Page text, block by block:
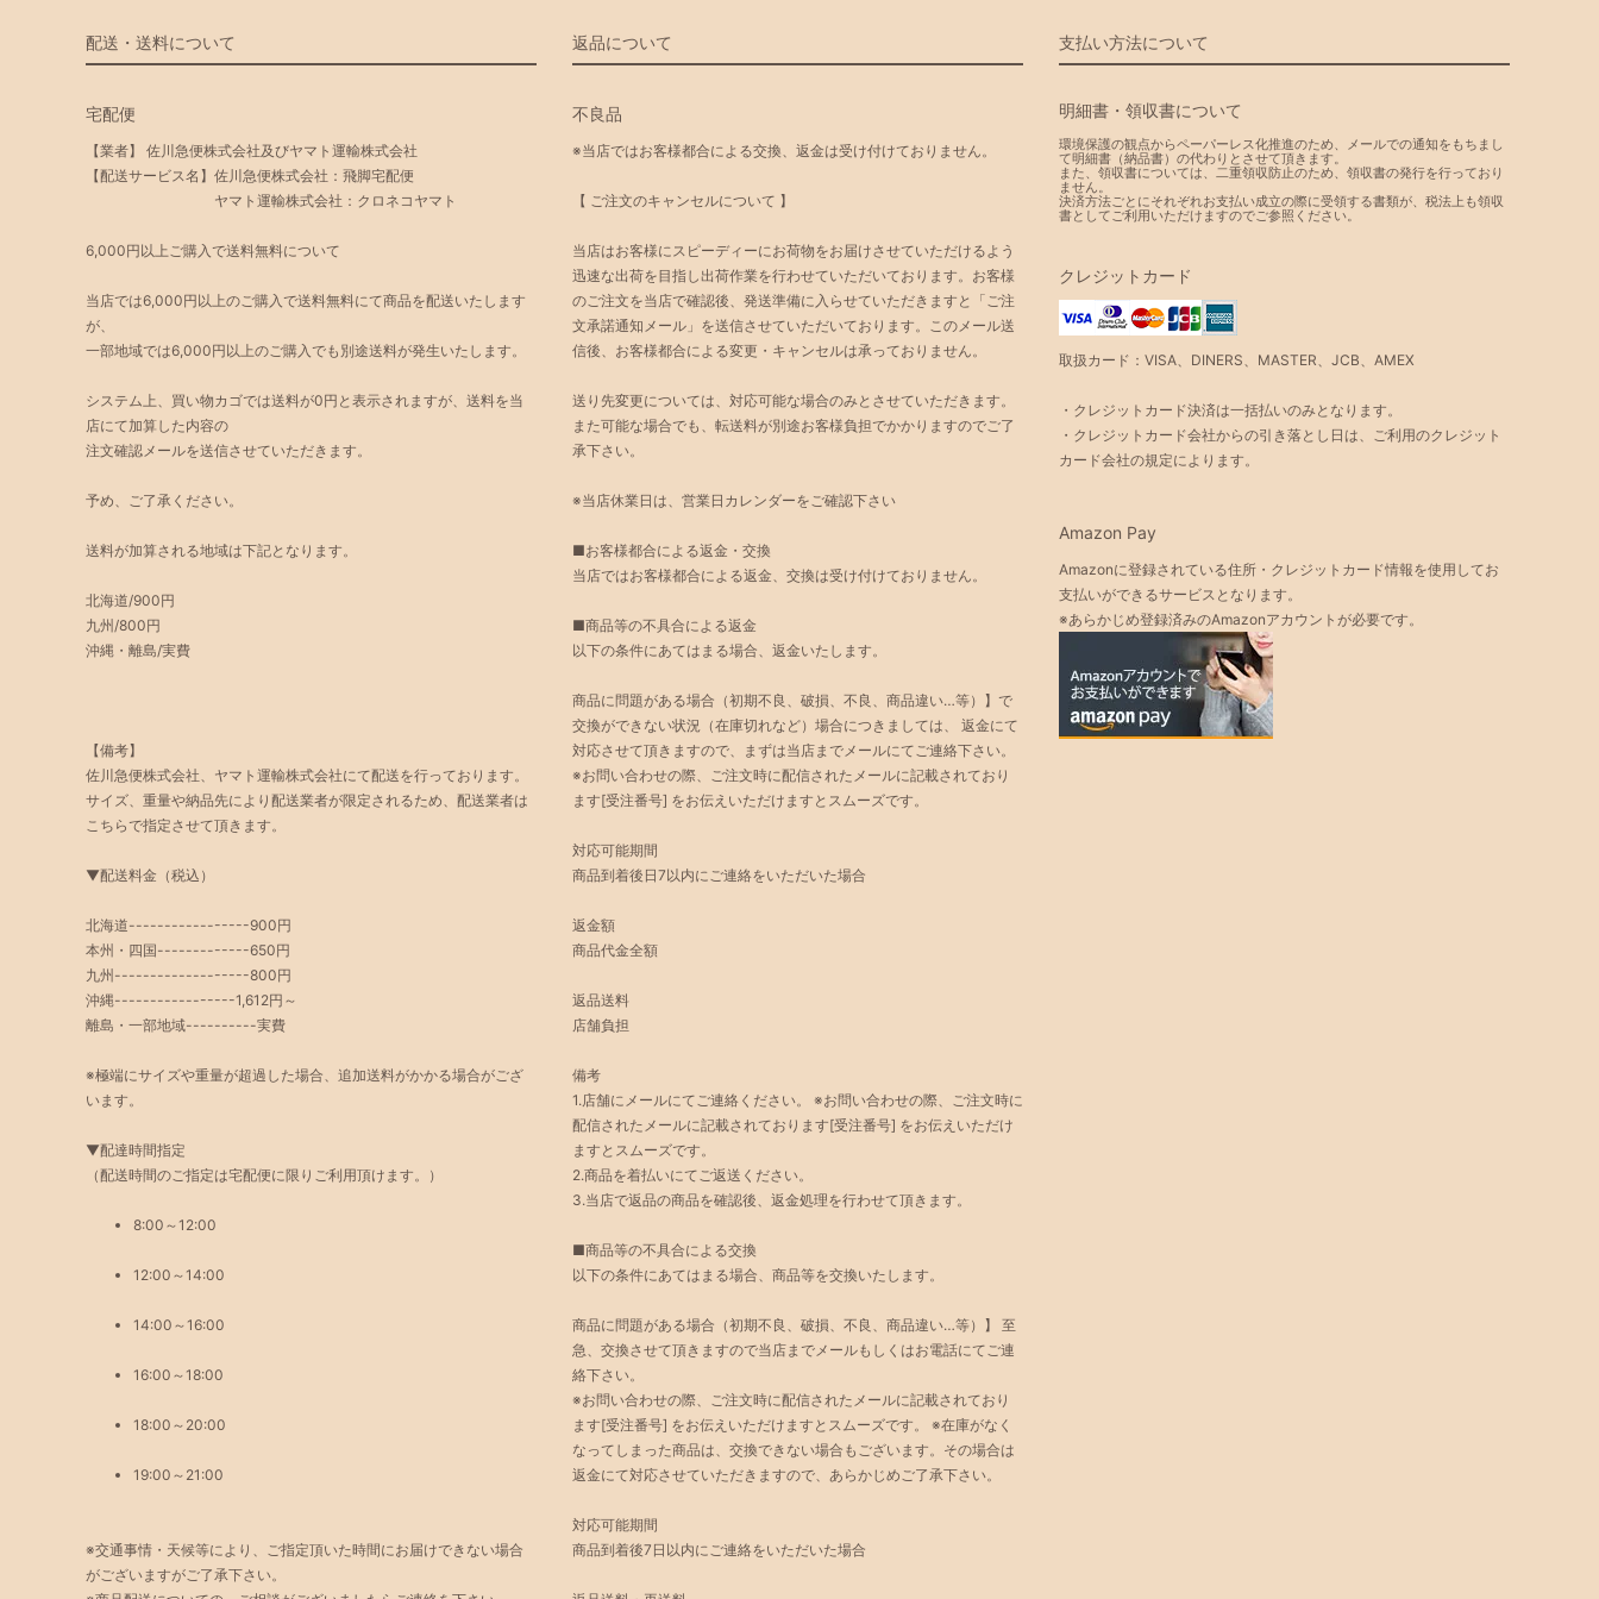
配送・送料について
宅配便
【業者】 佐川急便株式会社及びヤマト運輸株式会社
【配送サービス名】佐川急便株式会社：飛脚宅配便
ヤマト運輸株式会社：クロネコヤマト
6,000円以上ご購入で送料無料について
当店では6,000円以上のご購入で送料無料にて商品を配送いたします
が、
一部地域では6,000円以上のご購入でも別途送料が発生いたします。
システム上、買い物カゴでは送料が0円と表示されますが、送料を当
店にて加算した内容の
注文確認メールを送信させていただきます。
予め、ご了承ください。
送料が加算される地域は下記となります。
北海道/900円
九州/800円
沖縄・離島/実費
【備考】
佐川急便株式会社、ヤマト運輸株式会社にて配送を行っております。
サイズ、重量や納品先により配送業者が限定されるため、配送業者は
こちらで指定させて頂きます。
▼配送料金（税込）
北海道-----------------900円
本州・四国-------------650円
九州-------------------800円
沖縄-----------------1,612円～
離島・一部地域----------実費
※極端にサイズや重量が超過した場合、追加送料がかかる場合がござ
います。
▼配達時間指定
（配送時間のご指定は宅配便に限りご利用頂けます。）
8:00～12:00
12:00～14:00
14:00～16:00
16:00～18:00
18:00～20:00
19:00～21:00
※交通事情・天候等により、ご指定頂いた時間にお届けできない場合
がございますがご了承下さい。
返品について
不良品
※当店ではお客様都合による交換、返金は受け付けておりません。
【 ご注文のキャンセルについて 】
当店はお客様にスピーディーにお荷物をお届けさせていただけるよう
迅速な出荷を目指し出荷作業を行わせていただいております。お客様
のご注文を当店で確認後、発送準備に入らせていただきますと「ご注
文承諾通知メール」を送信させていただいております。このメール送
信後、お客様都合による変更・キャンセルは承っておりません。
送り先変更については、対応可能な場合のみとさせていただきます。
また可能な場合でも、転送料が別途お客様負担でかかりますのでご了
承下さい。
※当店休業日は、営業日カレンダーをご確認下さい
■お客様都合による返金・交換
当店ではお客様都合による返金、交換は受け付けておりません。
■商品等の不具合による返金
以下の条件にあてはまる場合、返金いたします。
商品に問題がある場合（初期不良、破損、不良、商品違い…等）】で
交換ができない状況（在庫切れなど）場合につきましては、 返金にて
対応させて頂きますので、まずは当店までメールにてご連絡下さい。
※お問い合わせの際、ご注文時に配信されたメールに記載されており
ます[受注番号] をお伝えいただけますとスムーズです。
対応可能期間
商品到着後日7以内にご連絡をいただいた場合
返金額
商品代金全額
返品送料
店舗負担
備考
1.店舗にメールにてご連絡ください。 ※お問い合わせの際、ご注文時に
配信されたメールに記載されております[受注番号] をお伝えいただけ
ますとスムーズです。
2.商品を着払いにてご返送ください。
3.当店で返品の商品を確認後、返金処理を行わせて頂きます。
■商品等の不具合による交換
以下の条件にあてはまる場合、商品等を交換いたします。
商品に問題がある場合（初期不良、破損、不良、商品違い…等）】 至
急、交換させて頂きますので当店までメールもしくはお電話にてご連
絡下さい。
※お問い合わせの際、ご注文時に配信されたメールに記載されており
ます[受注番号] をお伝えいただけますとスムーズです。 ※在庫がなく
なってしまった商品は、交換できない場合もございます。その場合は
返金にて対応させていただきますので、あらかじめご了承下さい。
対応可能期間
商品到着後7日以内にご連絡をいただいた場合
支払い方法について
明細書・領収書について
環境保護の観点からペーパーレス化推進のため、メールでの通知をもちまし
て明細書（納品書）の代わりとさせて頂きます。
また、領収書については、二重領収防止のため、領収書の発行を行っており
ません。
決済方法ごとにそれぞれお支払い成立の際に受領する書類が、税法上も領収
書としてご利用いただけますのでご参照ください。
クレジットカード
取扱カード：VISA、DINERS、MASTER、JCB、AMEX
・クレジットカード決済は一括払いのみとなります。
・クレジットカード会社からの引き落とし日は、ご利用のクレジット
カード会社の規定によります。
Amazon Pay
Amazonに登録されている住所・クレジットカード情報を使用してお
支払いができるサービスとなります。
※あらかじめ登録済みのAmazonアカウントが必要です。